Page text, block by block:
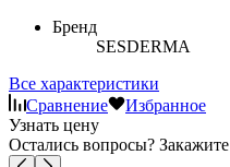
Бренд
SESDERMA
Все характеристики
Сравнение
Избранное
Узнать цену
Остались вопросы? Закажите